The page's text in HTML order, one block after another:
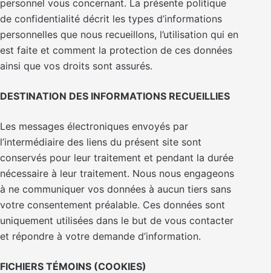
t
e
n
t
personnel vous concernant. La présente politique
de confidentialité décrit les types d’informations
personnelles que nous recueillons, l’utilisation qui en
est faite et comment la protection de ces données
ainsi que vos droits sont assurés.
DESTINATION DES INFORMATIONS RECUEILLIES
Les messages électroniques envoyés par
l’intermédiaire des liens du présent site sont
conservés pour leur traitement et pendant la durée
nécessaire à leur traitement. Nous nous engageons
à ne communiquer vos données à aucun tiers sans
votre consentement préalable. Ces données sont
uniquement utilisées dans le but de vous contacter
et répondre à votre demande d’information.
FICHIERS TÉMOINS (COOKIES)